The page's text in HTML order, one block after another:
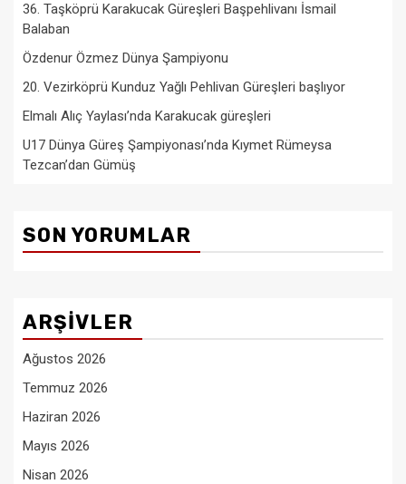
36. Taşköprü Karakucak Güreşleri Başpehlivanı İsmail
Balaban
Özdenur Özmez Dünya Şampiyonu
20. Vezirköprü Kunduz Yağlı Pehlivan Güreşleri başlıyor
Elmalı Alıç Yaylası’nda Karakucak güreşleri
U17 Dünya Güreş Şampiyonası’nda Kıymet Rümeysa
Tezcan’dan Gümüş
SON YORUMLAR
ARŞIVLER
Ağustos 2026
Temmuz 2026
Haziran 2026
Mayıs 2026
Nisan 2026